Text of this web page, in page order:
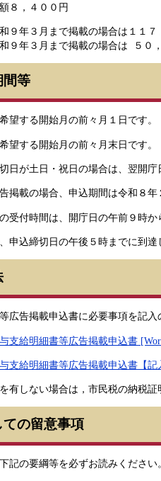
８，４００円
年３月まで掲載の場合は１１７
９年３月まで掲載の場合は ５０
等
望する開始月の前々月１日です。
望する開始月の前々月末日です。
日が土日・祝日の場合は、翌開
載の場合、申込期間は令和８年
受付時間は、開庁日の午前９時か
申込締切日の午後５時までに到達
告掲載申込書に必要事項を記入
支給明細書等広告掲載申込書
支給明細書等広告掲載申込書【
しない場合は，市民税の納税証
の留意事項
記の要綱等を必ずお読みください。